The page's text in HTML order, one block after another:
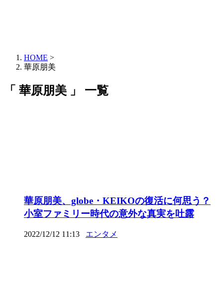
HOME >
華原朋美
「 華原朋美 」 一覧
華原朋美、globe・KEIKOの復活に何思う？
小室ファミリー時代の意外な真実を吐露
2022/12/12 11:13 エンタメ